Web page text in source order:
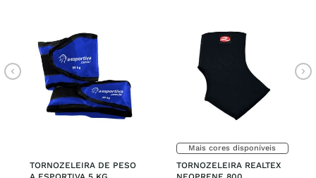
TORNOZELEIRA DE PESO
Mais cores disponíveis
TORNOZELEIRA REALTEX